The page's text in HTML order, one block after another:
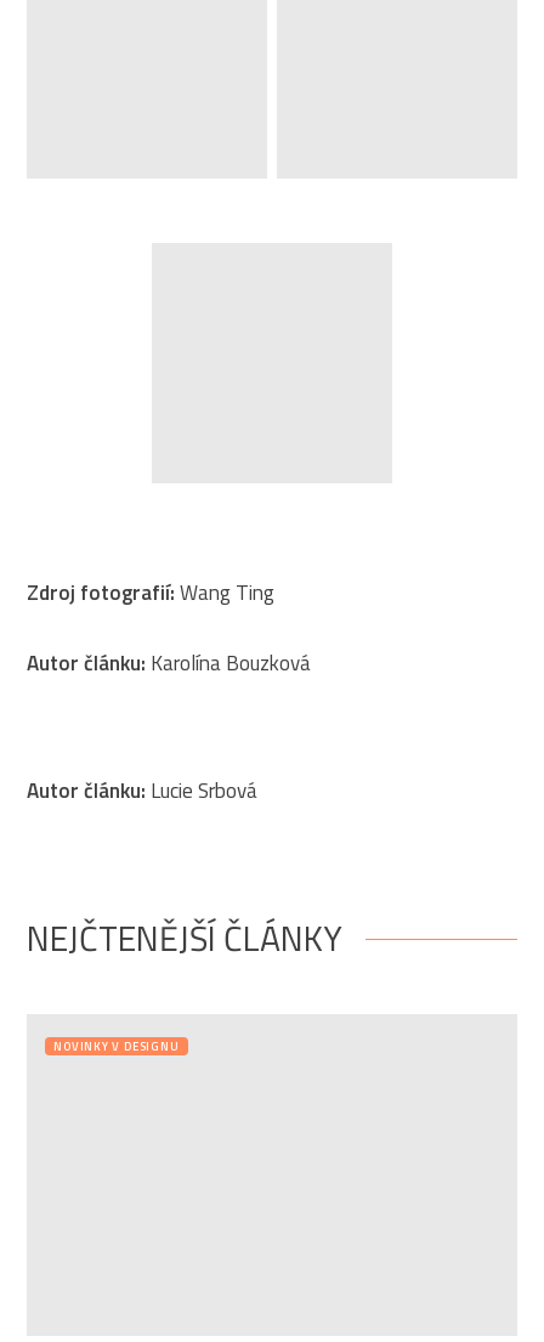
Zdroj fotografií:Wang Ting
Autor článku: Karolína Bouzková
Autor článku: Lucie Srbová
NEJČTENĚJŠÍ ČLÁNKY
NOVINKY V DESIGNU